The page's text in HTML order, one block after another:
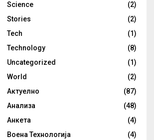
Science
(2)
Stories
(2)
Tech
(1)
Technology
(8)
Uncategorized
(1)
World
(2)
Актуелно
(87)
Анализа
(48)
Анкета
(4)
Воена Технологија
(4)